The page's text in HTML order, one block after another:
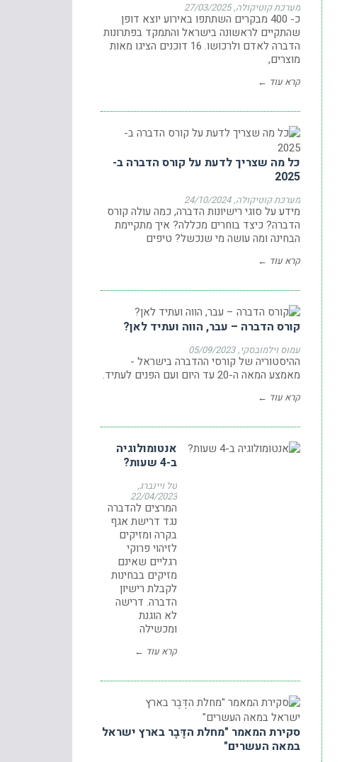
מערכת קוטיקולה 27/03/2025
כ- 400 מבקרים השתתפו באירוע יוצא דופן
שהתקיים לראשונה בישראל והתמקד בפתרונות
הדברה לאדם ולרכושו. 16 דוכנים הציגו מאות
מוצרים,
קרא עוד ←
כל מה שצריך לדעת על קורס הדברה ב-
2025
מערכת קוטיקולה 24/10/2024
מידע על סוגי רישיונות הדברה, כמה עולה קורס
הדברה? כיצד בוחרים מכללה? איך מתקיימת
הבחינה ומה עושה מי שנכשל? טיפים
קרא עוד ←
קורס הדברה – עבר, הווה ועתיד לאן?
עמוס וילמובסקי 05/09/2023
ההיסטוריה של קורסי ההדברה בישראל -
מאמצע המאה ה-20 עד היום ועם הפנים לעתיד.
קרא עוד ←
אנטומולוגיה
ב-4 שעות?
טל ויינברג
22/04/2023
המרצים להדברה
נגד דרישת אגף
בקרה ומזיקים
לזיהוי פרוקי
רגליים שאינם
מזיקים בבחינות
לקבלת רישיון
הדברה. דרישה
לא הוגנת
ומכשילה
קרא עוד ←
סקירת המאמר "מחלת הדֶּבֶר בארץ ישראל
במאה העשרים"